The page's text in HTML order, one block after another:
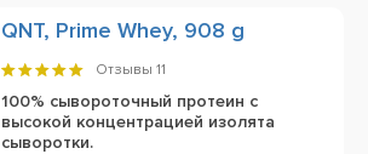
QNT, Prime Whey, 908 g
Отзывы 11
100% сывороточный протеин с
высокой концентрацией изолята
сыворотки.